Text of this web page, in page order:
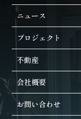
ニュース
プロジェクト
不動産
会社概要
お問い合わせ